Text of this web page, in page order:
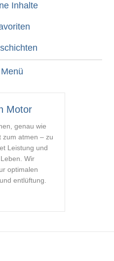
Inhalte
Menü
Motor
genau wie
zum atmen – zu
Leistung und
Wir
optimalen
entlüftung.
Luft für den Motor